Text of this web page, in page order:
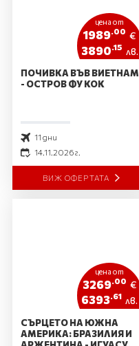
цена от
1989.00 €
3890.15 лв.
ПОЧИВКА ВЪВ ВИЕТНАМ
- ОСТРОВ ФУ КОК
11 дни
14.11.2026 г.
ВИЖ ОФЕРТАТА
цена от
3269 .00 €
6393.61 лв.
СЪРЦЕТО НА ЮЖНА
АМЕРИКА: БРАЗИЛИЯ И